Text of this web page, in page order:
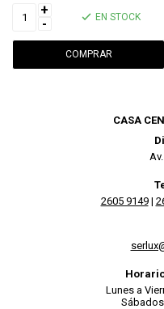
+
-
EN STOCK
CASA
2605 9149|
Lunes a